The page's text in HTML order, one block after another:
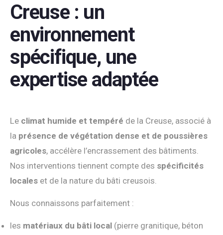
Creuse : un
environnement
spécifique, une
expertise adaptée
Le climat humide et tempéré de la Creuse, associé à
la présence de végétation dense et de poussières
agricoles, accélère l’encrassement des bâtiments.
Nos interventions tiennent compte des spécificités
locales et de la nature du bâti creusois.
Nous connaissons parfaitement :
les matériaux du bâti local (pierre granitique, béton